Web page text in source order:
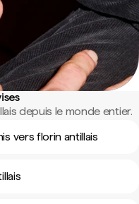
depuis le monde entier.
vers florin antillais